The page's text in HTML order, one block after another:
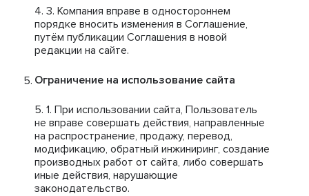
Компания вправе в одностороннем
порядке вносить изменения в Соглашение,
путём публикации Соглашения в новой
редакции на сайте.
Ограничение на использование сайта
При использовании сайта, Пользователь
не вправе совершать действия, направленные
на распространение, продажу, перевод,
модификацию, обратный инжиниринг, создание
производных работ от сайта, либо совершать
иные действия, нарушающие
законодательство.